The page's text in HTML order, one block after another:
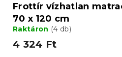
Frottír vízhatlan
70 x 120 cm
Raktáron (4 db)
4 324 Ft